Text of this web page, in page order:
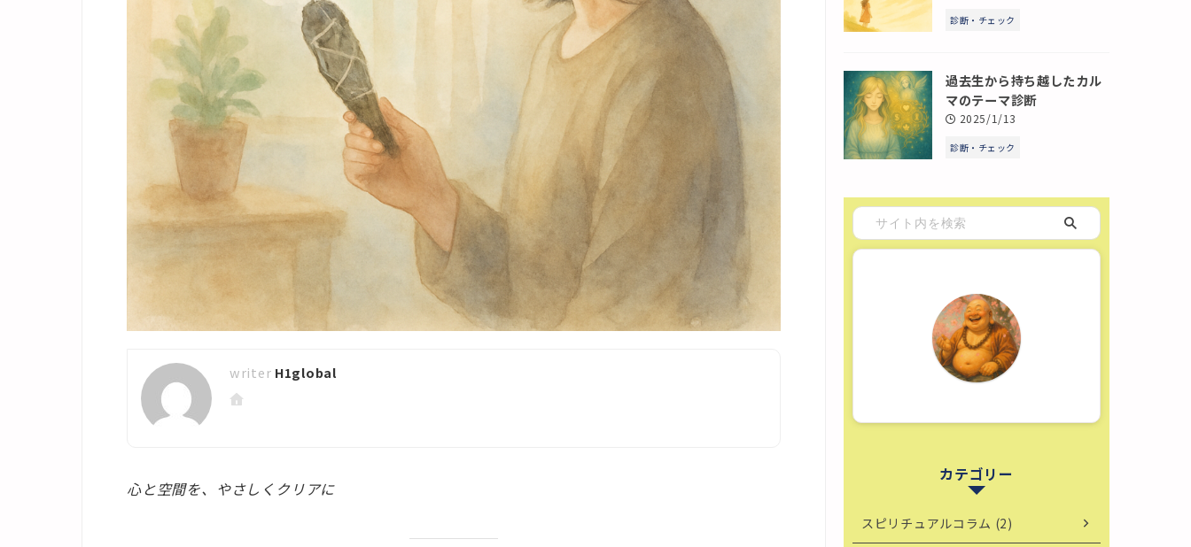
H1global
心と空間を、やさしくクリアに
診断・チェック
過去生から持ち越したカル
マのテーマ診断
2025/1/13
診断・チェック
カテゴリー
スピリチュアルコラム (2)